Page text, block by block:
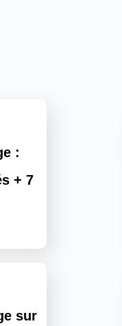
:
+ 7
sur